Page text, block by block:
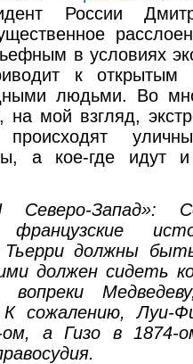
России
в условиях
к открытым
людьми. Во
на мой взгляд,
происходят
а кое-где идут
Запад»:
должны
должен сидеть
К сожалению, Луи-
ом, а Гизо в 1874-